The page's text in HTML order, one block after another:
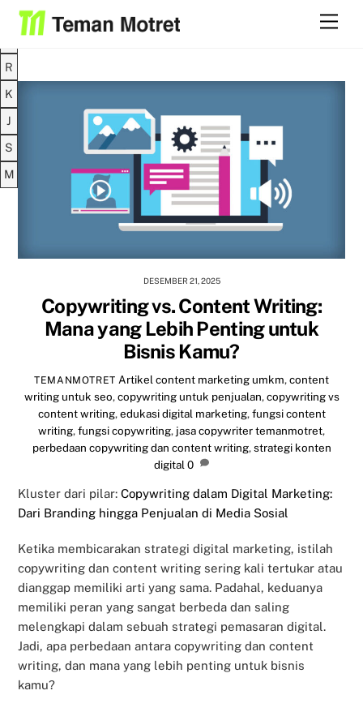
Skip
content
DESEMBER 21, 2025
Copywriting vs. Content Writing:
Mana yang Lebih Penting untuk
Bisnis Kamu?
TEMANMOTRET Artikel content marketing umkm,content
writing untuk seo,copywriting untuk penjualan,copywriting vs
content writing,edukasi digital marketing,fungsi content
writing,fungsi copywriting, jasa copywriter temanmotret,
perbedaan copywriting dan content writing,strategi konten
digital 0
Kluster dari pilar:Copywriting dalam Digital Marketing:
Dari Branding hingga Penjualan di Media Sosial
Ketika membicarakan strategi digital marketing, istilah
copywriting dan content writing sering kali tertukar atau
dianggap memiliki arti yang sama. Padahal, keduanya
memiliki peran yang sangat berbeda dan saling
melengkapi dalam sebuah strategi pemasaran digital.
Jadi, apa perbedaan antara copywriting dan content
writing, dan mana yang lebih penting untuk bisnis
kamu?
R
K
J
S
M